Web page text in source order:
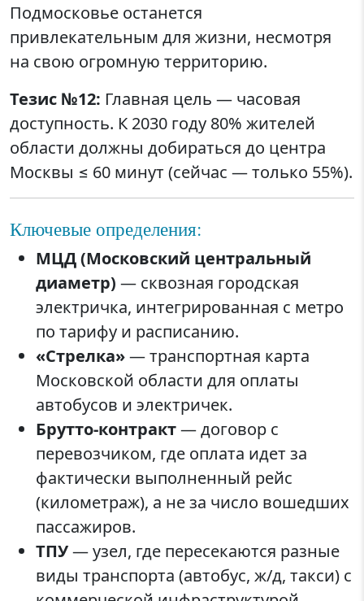
Подмосковье останется
привлекательным для жизни, несмотря
на свою огромную территорию.
Тезис №12: Главная цель — часовая
доступность. К 2030 году 80% жителей
области должны добираться до центра
Москвы ≤ 60 минут (сейчас — только 55%).
Ключевые определения:
МЦД (Московский центральный
диаметр) — сквозная городская
электричка, интегрированная с метро
по тарифу и расписанию.
«Стрелка»— транспортная карта
Московской области для оплаты
автобусов и электричек.
Брутто-контракт— договор с
перевозчиком, где оплата идет за
фактически выполненный рейс
(километраж), а не за число вошедших
пассажиров.
ТПУ— узел, где пересекаются разные
виды транспорта (автобус, ж/д, такси) с